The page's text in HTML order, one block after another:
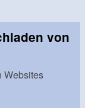
von
Websites